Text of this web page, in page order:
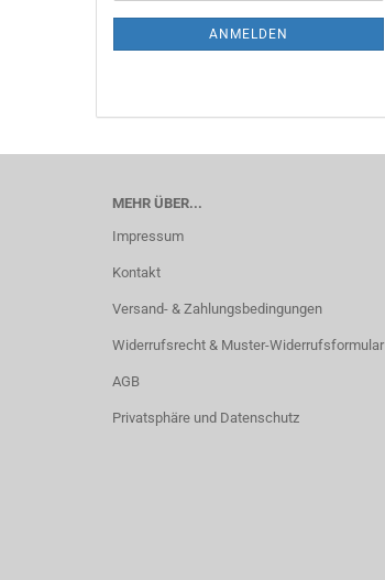
ANMELDEN
MEHR ÜBER...
Impressum
Kontakt
Versand- & Zahlungsbedingungen
Widerrufsrecht & Muster-Widerrufsformular
AGB
Privatsphäre und Datenschutz